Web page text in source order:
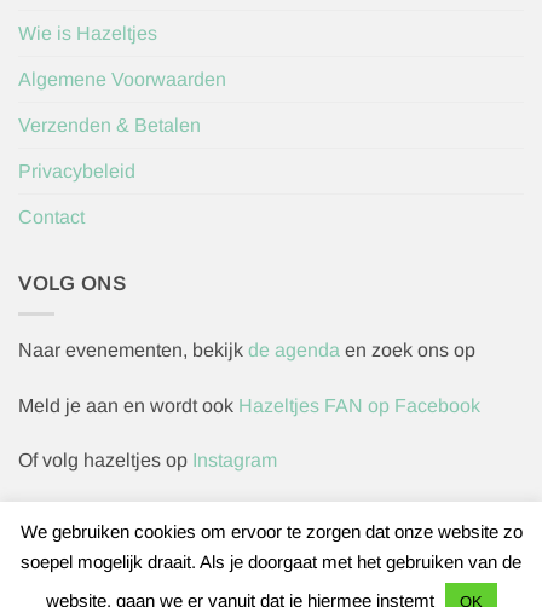
Wie is Hazeltjes
Algemene Voorwaarden
Verzenden & Betalen
Privacybeleid
Contact
VOLG ONS
Naar evenementen, bekijk de agenda en zoek ons op
Meld je aan en wordt ook Hazeltjes FAN op Facebook
Of volg hazeltjes op Instagram
Herroepingsverzoek indienen
We gebruiken cookies om ervoor te zorgen dat onze website zo
soepel mogelijk draait. Als je doorgaat met het gebruiken van de
website, gaan we er vanuit dat je hiermee instemt
OK